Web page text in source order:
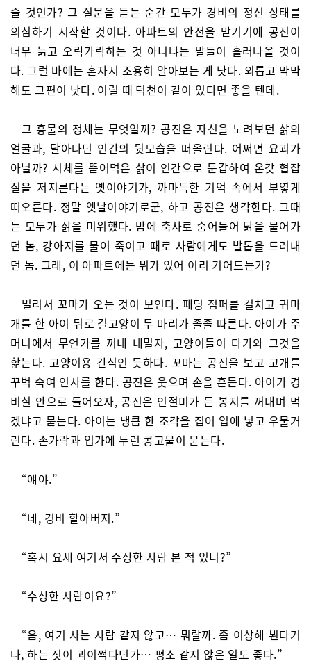
줄 것인가? 그 질문을 듣는 순간 모두가 경비의 정신 상태를
의심하기 시작할 것이다. 아파트의 안전을 맡기기에 공진이
너무 늙고 오락가락하는 것 아니냐는 말들이 흘러나올 것이
다. 그럴 바에는 혼자서 조용히 알아보는 게 낫다. 외롭고 막막
해도 그편이 낫다. 이럴 때 덕천이 같이 있다면 좋을 텐데.
그 흉물의 정체는 무엇일까? 공진은 자신을 노려보던 삵의
얼굴과, 달아나던 인간의 뒷모습을 떠올린다. 어쩌면 요괴가
아닐까? 시체를 뜯어먹은 삵이 인간으로 둔갑하여 온갖 협잡
질을 저지른다는 옛이야기가, 까마득한 기억 속에서 부옇게
떠오른다. 정말 옛날이야기로군, 하고 공진은 생각한다. 그때
는 모두가 삵을 미워했다. 밤에 축사로 숨어들어 닭을 물어가
던 놈, 강아지를 물어 죽이고 때로 사람에게도 발톱을 드러내
던 놈. 그래, 이 아파트에는 뭐가 있어 이리 기어드는가?
멀리서 꼬마가 오는 것이 보인다. 패딩 점퍼를 걸치고 귀마
개를 한 아이 뒤로 길고양이 두 마리가 졸졸 따른다. 아이가 주
머니에서 무언가를 꺼내 내밀자, 고양이들이 다가와 그것을
핥는다. 고양이용 간식인 듯하다. 꼬마는 공진을 보고 고개를
꾸벅 숙여 인사를 한다. 공진은 웃으며 손을 흔든다. 아이가 경
비실 안으로 들어오자, 공진은 인절미가 든 봉지를 꺼내며 먹
겠냐고 묻는다. 아이는 냉큼 한 조각을 집어 입에 넣고 우물거
린다. 손가락과 입가에 누런 콩고물이 묻는다.
“얘야.”
“네, 경비 할아버지.”
“혹시 요새 여기서 수상한 사람 본 적 있니?”
“수상한 사람이요?”
“음, 여기 사는 사람 같지 않고… 뭐랄까. 좀 이상해 뵌다거
나, 하는 짓이 괴이쩍다던가… 평소 같지 않은 일도 좋다.”